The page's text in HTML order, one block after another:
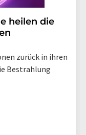
heilen die
zurück in ihren
Bestrahlung